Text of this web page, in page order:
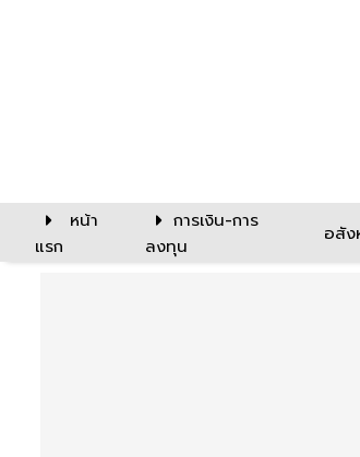
หน้า
แรก
การเงิน-การ
ลงทุน
อสัง